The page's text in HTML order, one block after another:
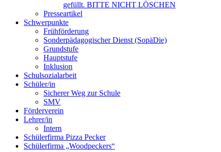
gefüllt. BITTE NICHT LÖSCHEN
Presseartikel
Schwerpunkte
Frühförderung
Sonderpädagogischer Dienst (SopäDie)
Grundstufe
Hauptstufe
Inklusion
Schulsozialarbeit
Schüler/in
Sicherer Weg zur Schule
SMV
Förderverein
Lehrer/in
Intern
Schülerfirma Pizza Pecker
Schülerfirma „Woodpeckers“